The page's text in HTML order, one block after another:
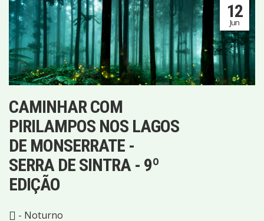
CAMINHAR COM
PIRILAMPOS NOS LAGOS
DE MONSERRATE -
SERRA DE SINTRA - 9º
EDIÇÃO
12
Jun
- Noturno